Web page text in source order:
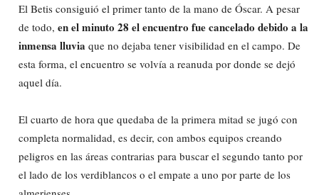
El Betis consiguió el primer tanto de la mano de Óscar. A pesar
de todo, en el minuto 28 el encuentro fue cancelado debido a la
inmensa lluvia que no dejaba tener visibilidad en el campo. De
esta forma, el encuentro se volvía a reanuda por donde se dejó
aquel día.
El cuarto de hora que quedaba de la primera mitad se jugó con
completa normalidad, es decir, con ambos equipos creando
peligros en las áreas contrarias para buscar el segundo tanto por
el lado de los verdiblancos o el empate a uno por parte de los